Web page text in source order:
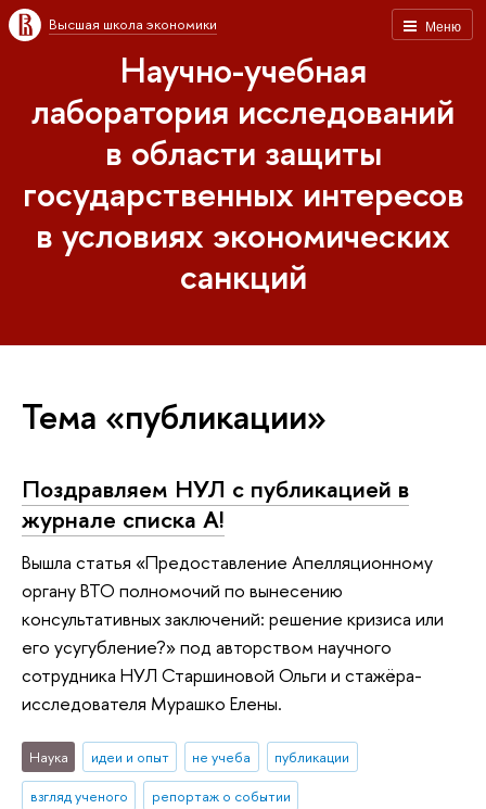
Меню
Высшая школа экономики
Научно-учебная
лаборатория исследований
в области защиты
государственных интересов
в условиях экономических
санкций
Тема «публикации»
Поздравляем НУЛ с публикацией в
журнале списка А!
Вышла статья «Предоставление Апелляционному
органу ВТО полномочий по вынесению
консультативных заключений: решение кризиса или
его усугубление?» под авторством научного
сотрудника НУЛ Старшиновой Ольги и стажёра-
исследователя Мурашко Елены.
Наука идеи и опыт не учеба
публикации
взгляд ученого
репортаж о событии